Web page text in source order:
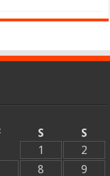
S
S
1
2
8 9